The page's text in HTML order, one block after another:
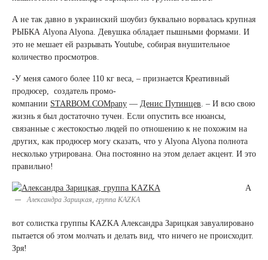
А не так давно в украинский шоубиз буквально ворвалась крупная
РЫБКА Alyona Alyona. Девушка обладает пышными формами. И
это не мешает ей разрывать Youtube, собирая внушительное
количество просмотров.
-У меня самого более 110 кг веса, – признается Креативный
продюсер, создатель промо-
компании STARBOM.COMpany — Денис Путинцев. – И всю свою
жизнь я был достаточно тучен. Если опустить все нюансы,
связанные с жестокостью людей по отношению к не похожим на
других, как продюсер могу сказать, что у Аlyona Аlyona полнота
несколько утрирована. Она постоянно на этом делает акцент. И это
правильно!
Александра Зарицкая, группа KAZKA
А
вот солистка группы KAZKA Александра Зарицкая завуалировано
пытается об этом молчать и делать вид, что ничего не происходит.
Зря!